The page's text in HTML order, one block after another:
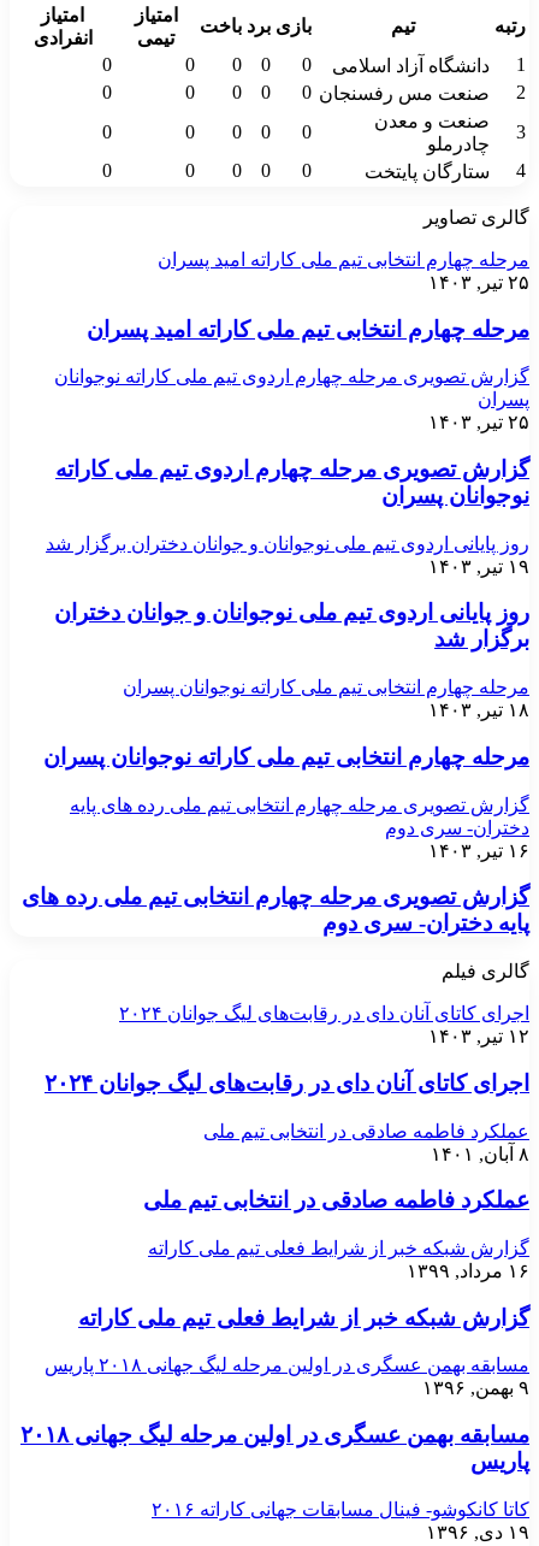
رتبه
تیم بازی برد باخت
امتیاز
تیمی
امتیاز
انفرادی
1
دانشگاه آزاد اسلامی 0
0
0
0
0
2
صنعت مس رفسنجان 0
0
0
0
0
3
صنعت و معدن
چادرملو
0
0
0
0
0
4
ستارگان پایتخت 0
0
0
0
0
گالری تصاویر
مرحله چهارم انتخابی تیم ملی کاراته امید پسران
۲۵ تیر, ۱۴۰۳
مرحله چهارم انتخابی تیم ملی کاراته امید پسران
گزارش تصویری مرحله چهارم اردوی تیم ملی کاراته نوجوانان
پسران
۲۵ تیر, ۱۴۰۳
گزارش تصویری مرحله چهارم اردوی تیم ملی کاراته
نوجوانان پسران
روز پایانی اردوی تیم ملی نوجوانان و جوانان دختران برگزار شد
۱۹ تیر, ۱۴۰۳
روز پایانی اردوی تیم ملی نوجوانان و جوانان دختران
برگزار شد
مرحله چهارم انتخابی تیم ملی کاراته نوجوانان پسران
۱۸ تیر, ۱۴۰۳
مرحله چهارم انتخابی تیم ملی کاراته نوجوانان پسران
گزارش تصویری مرحله چهارم انتخابی تیم ملی رده های پایه
دختران- سری دوم
۱۶ تیر, ۱۴۰۳
گزارش تصویری مرحله چهارم انتخابی تیم ملی رده های
پایه دختران- سری دوم
گالری فیلم
اجرای کاتای آنان دای در رقابت‌های لیگ جوانان ۲۰۲۴
۱۲ تیر, ۱۴۰۳
اجرای کاتای آنان دای در رقابت‌های لیگ جوانان ۲۰۲۴
عملکرد فاطمه صادقی در انتخابی تیم ملی
۸ آبان, ۱۴۰۱
عملکرد فاطمه صادقی در انتخابی تیم ملی
گزارش شبکه خبر از شرایط فعلی تیم ملی کاراته
۱۶ مرداد, ۱۳۹۹
گزارش شبکه خبر از شرایط فعلی تیم ملی کاراته
مسابقه بهمن عسگری در اولین مرحله لیگ جهانی ۲۰۱۸ پاریس
۹ بهمن, ۱۳۹۶
مسابقه بهمن عسگری در اولین مرحله لیگ جهانی ۲۰۱۸
پاریس
کاتا کانکوشو- فینال مسابقات جهانی کاراته ۲۰۱۶
۱۹ دی, ۱۳۹۶